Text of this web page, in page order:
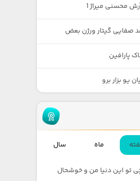
محسنی میراژ 1
صفایی گیتار ورژن بعض
پارافین
یو بزار برو
ماه سال
تو این دنیا من و خوشحال